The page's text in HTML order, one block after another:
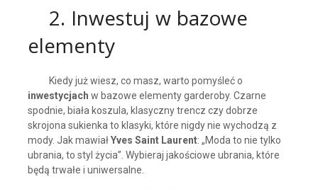
2. Inwestuj w bazowe
elementy
Kiedy już wiesz, co masz, warto pomyśleć o
inwestycjach w bazowe elementy garderoby. Czarne
spodnie, biała koszula, klasyczny trencz czy dobrze
skrojona sukienka to klasyki, które nigdy nie wychodzą z
mody. Jak mawiałYves Saint Laurent: „Moda to nie tylko
ubrania, to styl życia”. Wybieraj jakościowe ubrania, które
będą trwałe i uniwersalne.